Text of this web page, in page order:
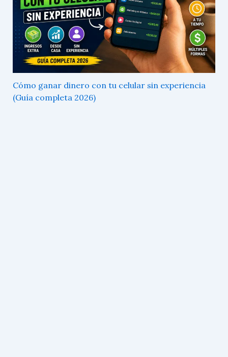
Cómo ganar dinero con tu celular sin experiencia
(Guía completa 2026)